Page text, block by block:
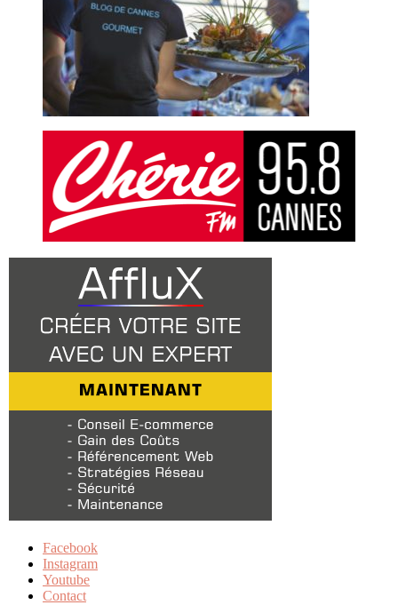
Facebook
Instagram
Youtube
Contact